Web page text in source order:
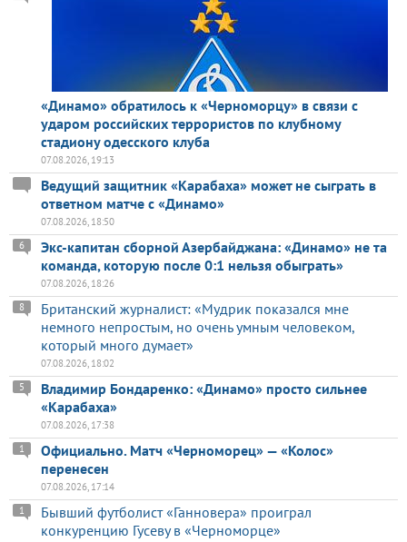
«Динамо» обратилось к «Черноморцу» в связи с
ударом российских террористов по клубному
стадиону одесского клуба
07.08.2026, 19:13
Ведущий защитник «Карабаха» может не сыграть в
ответном матче с «Динамо»
07.08.2026, 18:50
Экс-капитан сборной Азербайджана: «Динамо» не та
команда, которую после 0:1 нельзя обыграть»
6
07.08.2026, 18:26
Британский журналист: «Мудрик показался мне
немного непростым, но очень умным человеком,
который много думает»
8
07.08.2026, 18:02
Владимир Бондаренко: «Динамо» просто сильнее
«Карабаха»
5
07.08.2026, 17:38
Официально. Матч «Черноморец» — «Колос»
перенесен
1
07.08.2026, 17:14
Бывший футболист «Ганновера» проиграл
конкуренцию Гусеву в «Черноморце»
1